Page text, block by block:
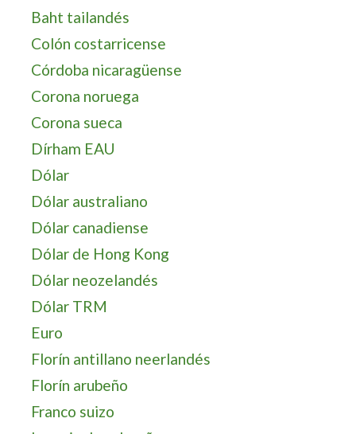
Baht tailandés
Colón costarricense
Córdoba nicaragüense
Corona noruega
Corona sueca
Dírham EAU
Dólar
Dólar australiano
Dólar canadiense
Dólar de Hong Kong
Dólar neozelandés
Dólar TRM
Euro
Florín antillano neerlandés
Florín arubeño
Franco suizo